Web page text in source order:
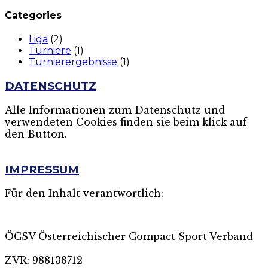
Categories
Liga (2)
Turniere (1)
Turnierergebnisse (1)
DATENSCHUTZ
Alle Informationen zum Datenschutz und
verwendeten Cookies finden sie beim klick auf
den Button.
IMPRESSUM
Für den Inhalt verantwortlich:
ÖCSV Österreichischer Compact Sport Verband
ZVR: 988138712